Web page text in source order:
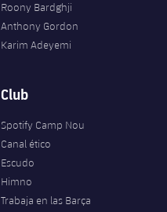
Roony Bardghji
Anthony Gordon
Karim Adeyemi
Club
Spotify Camp Nou
Canal ético
Escudo
Himno
Trabaja en las Barça